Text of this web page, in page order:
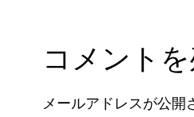
コメント
メールアドレスが公開